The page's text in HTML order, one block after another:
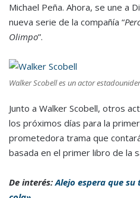
Michael Peña. Ahora, se une a
nueva serie de la compañía “
Olimpo”.
Walker Scobell es un actor
Junto a Walker Scobell, otros
los próximos días para la
prometedora trama que
basada en el primer libro de la
De interés:Alejo espera que